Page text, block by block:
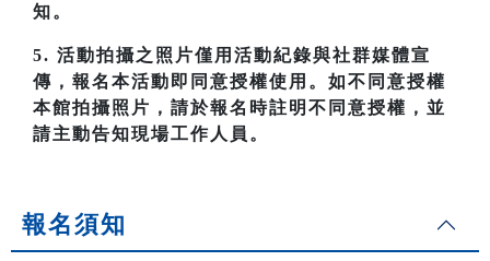
知。
5. 活動拍攝之照片僅用活動紀錄與社群媒體宣
傳，報名本活動即同意授權使用。如不同意授權
本館拍攝照片，請於報名時註明不同意授權，並
請主動告知現場工作人員。
報名須知